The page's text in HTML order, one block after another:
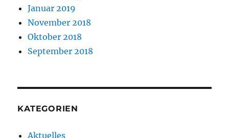
Januar 2019
November 2018
Oktober 2018
September 2018
KATEGORIEN
Aktuelles